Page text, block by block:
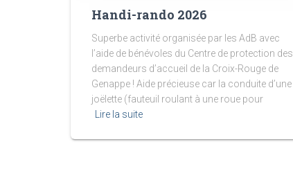
Handi-rando 2026
Superbe activité organisée par les AdB avec
l’aide de bénévoles du Centre de protection des
demandeurs d’accueil de la Croix-Rouge de
Genappe ! Aide précieuse car la conduite d’une
joëlette (fauteuil roulant à une roue pour
Lire la suite